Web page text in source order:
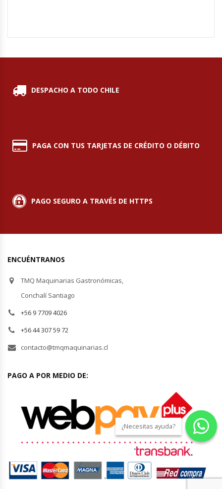
Hornos Turbos / Convectores
Hornos Industriales
Mesones De Trabajo
Mesones Refrigerados
Mesones Saladette
Módulos De Acero Inoxidable
Moledoras De Carne
Ollas Arroceras
Ovilladoras – Divisoras De Masa
Peladora De Papas
DESPACHO A TODO CHILE
PAGA CON TUS TARJETAS DE CRÉDITO O DÉBITO
PAGO SEGURO A TRAVÉS DE HTTPS
ENCUÉNTRANOS
TMQ Maquinarias Gastronómicas,
Conchalí Santiago
+56 9 7709 4026
+56 44 307 59 72
contacto@tmqmaquinarias.cl
PAGO A POR MEDIO DE:
¿Necesitas ayuda?